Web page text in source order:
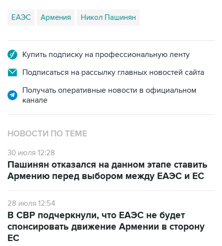
ЕАЭС Армения Никол Пашинян
Купить подписку на профессиональную ленту
Подписаться на рассылку главных новостей сайта
Получать оперативные новости в официальном
канале
НОВОСТИ ПО ТЕМЕ
30 июля 12:28
Пашинян отказался на данном этапе ставить
Армению перед выбором между ЕАЭС и ЕС
28 июля 12:54
В СВР подчеркнули, что ЕАЭС не будет
спонсировать движение Армении в сторону
ЕС